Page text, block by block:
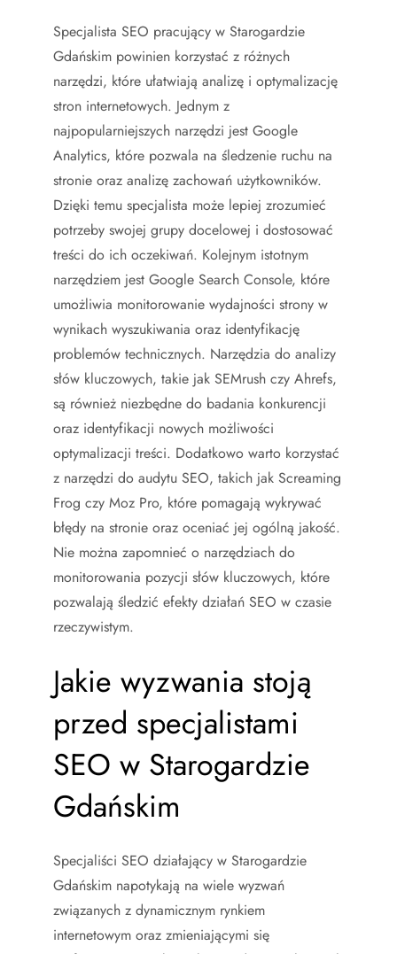
Specjalista SEO pracujący w Starogardzie
Gdańskim powinien korzystać z różnych
narzędzi, które ułatwiają analizę i optymalizację
stron internetowych. Jednym z
najpopularniejszych narzędzi jest Google
Analytics, które pozwala na śledzenie ruchu na
stronie oraz analizę zachowań użytkowników.
Dzięki temu specjalista może lepiej zrozumieć
potrzeby swojej grupy docelowej i dostosować
treści do ich oczekiwań. Kolejnym istotnym
narzędziem jest Google Search Console, które
umożliwia monitorowanie wydajności strony w
wynikach wyszukiwania oraz identyfikację
problemów technicznych. Narzędzia do analizy
słów kluczowych, takie jak SEMrush czy Ahrefs,
są również niezbędne do badania konkurencji
oraz identyfikacji nowych możliwości
optymalizacji treści. Dodatkowo warto korzystać
z narzędzi do audytu SEO, takich jak Screaming
Frog czy Moz Pro, które pomagają wykrywać
błędy na stronie oraz oceniać jej ogólną jakość.
Nie można zapomnieć o narzędziach do
monitorowania pozycji słów kluczowych, które
pozwalają śledzić efekty działań SEO w czasie
rzeczywistym.
Jakie wyzwania stoją
przed specjalistami
SEO w Starogardzie
Gdańskim
Specjaliści SEO działający w Starogardzie
Gdańskim napotykają na wiele wyzwań
związanych z dynamicznym rynkiem
internetowym oraz zmieniającymi się